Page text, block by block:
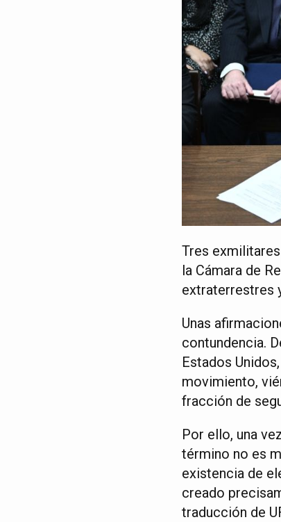
Tres
la Cámara de
extraterrestres
Unas
contundencia.
Estados
movimiento,
fracción de
Por ello, una
término no es
existencia de
creado
traducción de